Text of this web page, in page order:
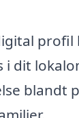
profil
i dit
blandt